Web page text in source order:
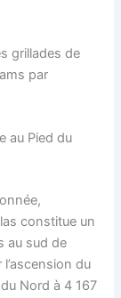
grillades de
par
au Pied du
constitue un
au sud de
du
Nord à 4 167